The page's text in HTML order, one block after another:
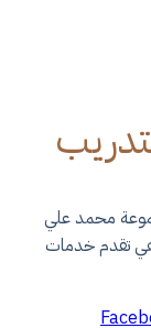
محمد علي
ومنذ أن تم انشاؤها عام ١٤٢٢هـ وهي تقدم خدمات